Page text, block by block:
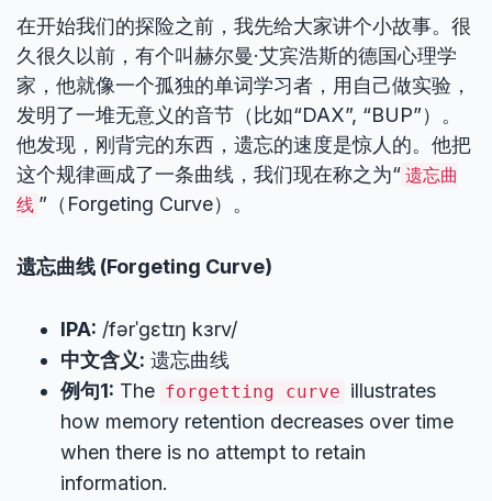
在开始我们的探险之前，我先给大家讲个小故事。很
久很久以前，有个叫赫尔曼·艾宾浩斯的德国心理学
家，他就像一个孤独的单词学习者，用自己做实验，
发明了一堆无意义的音节（比如“DAX”, “BUP”）。
他发现，刚背完的东西，遗忘的速度是惊人的。他把
这个规律画成了一条曲线，我们现在称之为“ 遗忘曲
线 ”（Forgeting Curve）。
遗忘曲线 (Forgeting Curve)
IPA: /fərˈɡɛtɪŋ kɜrv/
中文含义: 遗忘曲线
例句1: The forgetting curve illustrates
how memory retention decreases over time
when there is no attempt to retain
information.